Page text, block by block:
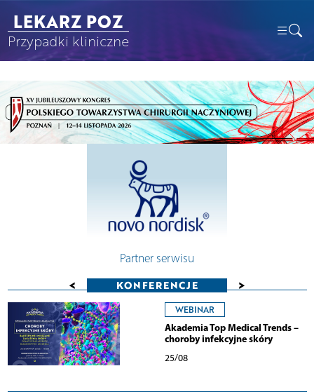
LEKARZ POZ
Przypadki kliniczne
Partner serwisu
< KONFERENCJE >
WEBINAR
Akademia Top Medical Trends –
choroby infekcyjne skóry
25/08